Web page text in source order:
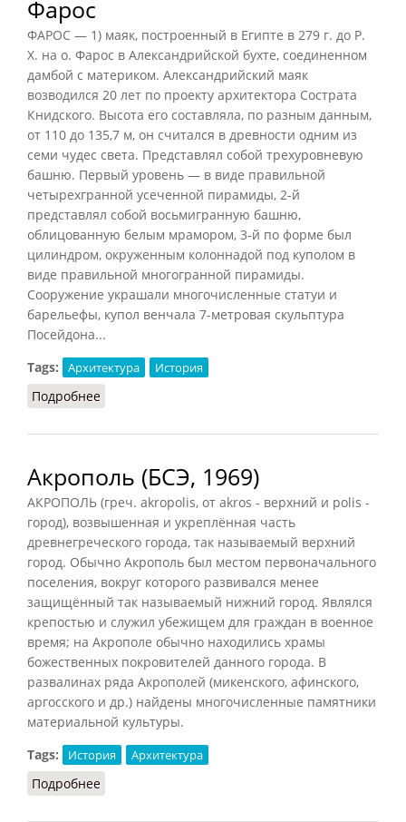
Фарос
ФАРОС — 1) маяк, построенный в Египте в 279 г. до P.
X. на о. Фарос в Александрийской бухте, соединенном
дамбой с материком. Александрийский маяк
возводился 20 лет по проекту архитектора Сострата
Книдского. Высота его составляла, по разным данным,
от 110 до 135,7 м, он считался в древности одним из
семи чудес света. Представлял собой трехуровневую
башню. Первый уровень — в виде правильной
четырехгранной усеченной пирамиды, 2-й
представлял собой восьмигранную башню,
облицованную белым мрамором, 3-й по форме был
цилиндром, окруженным колоннадой под куполом в
виде правильной многогранной пирамиды.
Сооружение украшали многочисленные статуи и
барельефы, купол венчала 7-метровая скульптура
Посейдона...
Tags:
Архитектура История
Подробнее
Акрополь (БСЭ, 1969)
АКРОПОЛЬ (греч. akropolis, от akros - верхний и polis -
город), возвышенная и укреплённая часть
древнегреческого города, так называемый верхний
город. Обычно Акрополь был местом первоначального
поселения, вокруг которого развивался менее
защищённый так называемый нижний город. Являлся
крепостью и служил убежищем для граждан в военное
время; на Акрополе обычно находились храмы
божественных покровителей данного города. В
развалинах ряда Акрополей (микенского, афинского,
аргосского и др.) найдены многочисленные памятники
материальной культуры.
Tags:
История Архитектура
Подробнее